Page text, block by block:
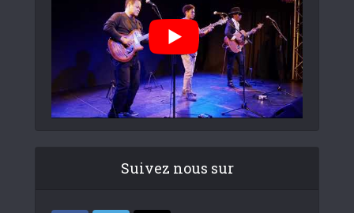
Suivez nous sur